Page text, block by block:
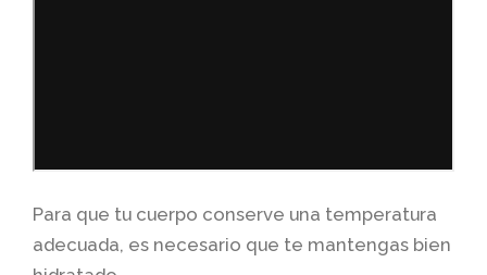
Para que tu cuerpo conserve una temperatura
adecuada, es necesario que te mantengas bien